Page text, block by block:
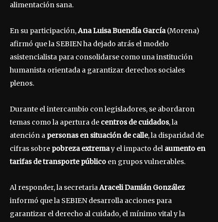
alimentación sana.
En su participación,Ana Luisa Buendía García(Morena)
afirmó que la SEBIEN ha dejado atrás el modelo
asistencialista para consolidarse como una institución
humanista orientada a garantizar derechos sociales
plenos.
Durante el intercambio con legisladores, se abordaron
temas como la apertura de centros de cuidados, la
atención a personas en situación de calle, la disparidad de
cifras sobre pobreza extremay el impacto del aumento en
tarifas de transporte público en grupos vulnerables.
Al responder, la secretariaAraceli Damián González
informó que la SEBIEN desarrolla acciones para
garantizar el derecho al cuidado, el mínimo vital y la